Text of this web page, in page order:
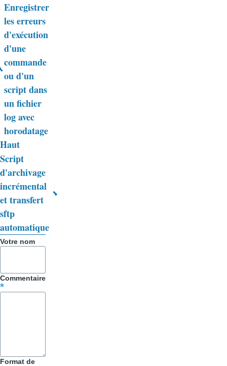
Liens
transversaux
de
livre
pour
Trucs
&
Astuces
Enregistrer
les erreurs
d'exécution
d'une
commande
ou d'un
script dans
un fichier
log avec
horodatage
Haut
Script
d'archivage
incrémental
et transfert
sftp
automatique
Votre nom
Commentaire
Format de